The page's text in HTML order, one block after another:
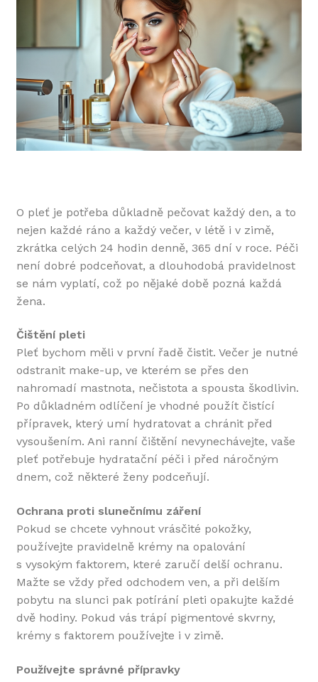
O pleť je potřeba důkladně pečovat každý den, a to
nejen každé ráno a každý večer, v létě i v zimě,
zkrátka celých 24 hodin denně, 365 dní v roce. Péči
není dobré podceňovat, a dlouhodobá pravidelnost
se nám vyplatí, což po nějaké době pozná každá
žena.
Čištění pleti
Pleť bychom měli v první řadě čistit. Večer je nutné
odstranit make-up, ve kterém se přes den
nahromadí mastnota, nečistota a spousta škodlivin.
Po důkladném odlíčení je vhodné použít čistící
přípravek, který umí hydratovat a chránit před
vysoušením. Ani ranní čištění nevynechávejte, vaše
pleť potřebuje hydratační péči i před náročným
dnem, což některé ženy podceňují.
Ochrana proti slunečnímu záření
Pokud se chcete vyhnout vrásčité pokožky,
používejte pravidelně krémy na opalování
s vysokým faktorem, které zaručí delší ochranu.
Mažte se vždy před odchodem ven, a při delším
pobytu na slunci pak potírání pleti opakujte každé
dvě hodiny. Pokud vás trápí pigmentové skvrny,
krémy s faktorem používejte i v zimě.
Používejte správné přípravky